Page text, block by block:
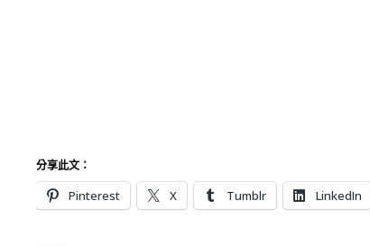
分享此文：
Pinterest X Tumblr LinkedIn